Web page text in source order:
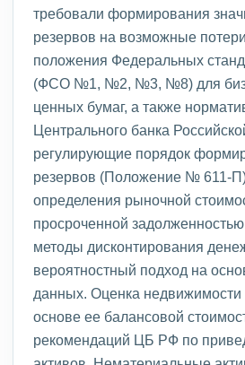
требовали формирования
резервов на возможные
положения Федеральных
(ФСО №1, №2, №3, №8) для
ценных бумаг, а также
Центрального банка
регулирующие порядок
резервов (Положение № 611-
определения рыночной
просроченной
методы дисконтирования
вероятностный подход на
данных. Оценка недвижимости
основе ее балансовой
рекомендаций ЦБ РФ по